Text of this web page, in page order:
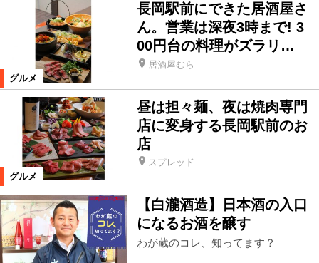
グルメ
長岡駅前にできた居酒屋さ
ん。営業は深夜3時まで! 3
00円台の料理がズラリ…
居酒屋むら
グルメ
昼は担々麺、夜は焼肉専門
店に変身する長岡駅前のお
店
スプレッド
【白瀧酒造】日本酒の入口
になるお酒を醸す
わが蔵のコレ、知ってます？